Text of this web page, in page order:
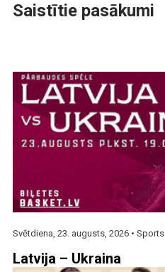
Saistītie pasākumi
Svētdiena, 23. augusts, 2026 • Sports
Latvija – Ukraina